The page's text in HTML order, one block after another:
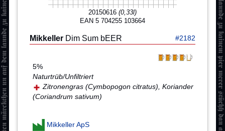
20150616 (0,33l)
EAN 5 704255 103664
Mikkeller Dim Sum bEER #2182
5%
Naturtrüb/Unfiltriert
Zitronengras (Cymbopogon citratus), Koriander
(Coriandrum sativum)
Mikkeller ApS